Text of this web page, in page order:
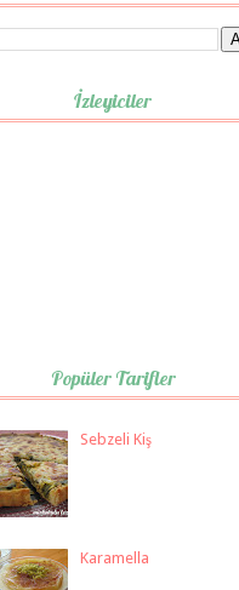
İzleyiciler
Popüler Tarifler
Sebzeli Kiş
Karamella